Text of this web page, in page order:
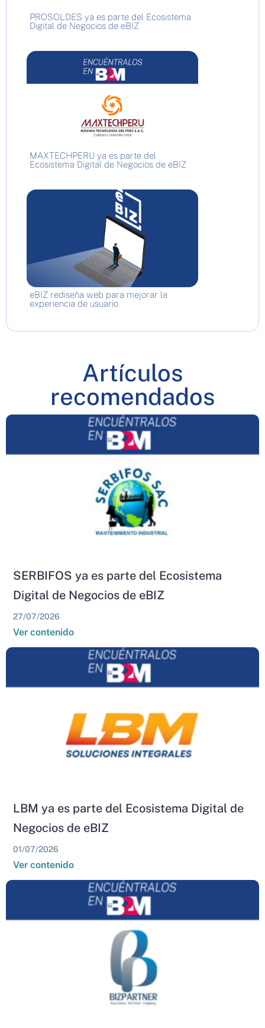
PROSOLDES ya es parte del Ecosistema
Digital de Negocios de eBIZ
MAXTECHPERU ya es parte del
Ecosistema Digital de Negocios de eBIZ
eBIZ rediseña web para mejorar la
experiencia de usuario
Artículos
recomendados
SERBIFOS ya es parte del Ecosistema
Digital de Negocios de eBIZ
27/07/2026
Ver contenido
LBM ya es parte del Ecosistema Digital de
Negocios de eBIZ
01/07/2026
Ver contenido